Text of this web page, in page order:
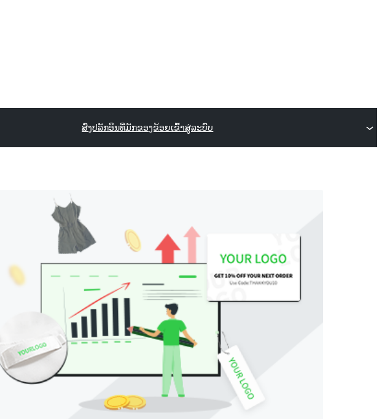
ສົ່ງປລັກອິນທີ່ມັກຂອງຂ້ອຍເຂົ້າສູ່ລະບົບ